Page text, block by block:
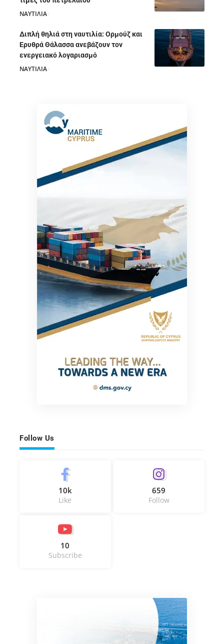
ΝΑΥΤΙΛΙΑ
Διπλή θηλιά στη ναυτιλία: Ορμούζ και
Ερυθρά Θάλασσα ανεβάζουν τον
ενεργειακό λογαριασμό
ΝΑΥΤΙΛΙΑ
Follow Us
10k
Like
659
Follow
10
Subscribe